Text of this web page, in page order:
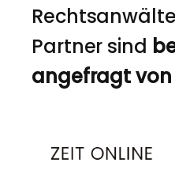
Partner sind
angefragt von